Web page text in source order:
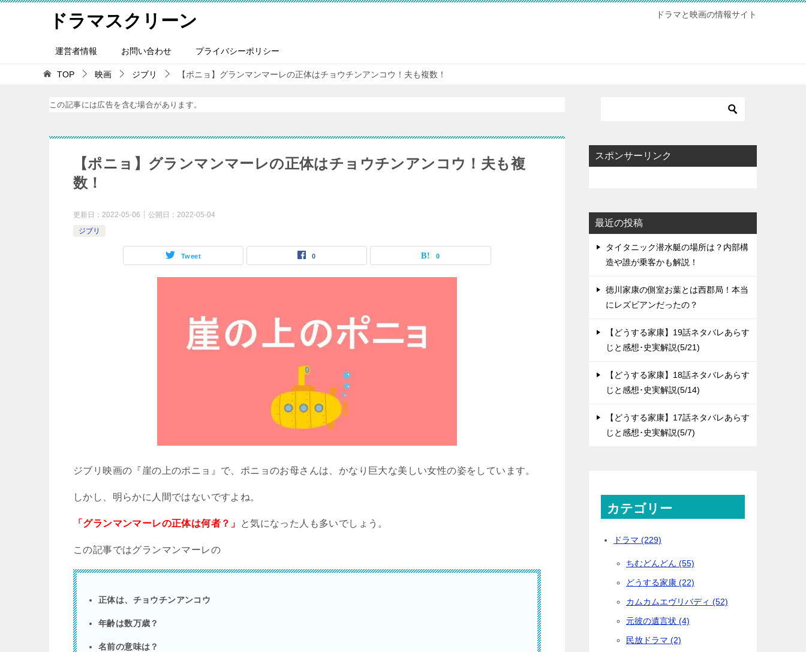
ドラマスクリーン ドラマと映画の情報サイト
運営者情報 お問い合わせ プライバシーポリシー
TOP 映画 ジブリ 【ポニョ】グランマンマーレの正体はチョウチンアンコウ！夫も複数！
この記事には広告を含む場合があります。
【ポニョ】グランマンマーレの正体はチョウチンアンコウ！夫も複
数！
更新日： 2022-05-06 公開日： 2022-05-04
ジブリ
Tweet 0 0
ジブリ映画の『崖の上のポニョ』で、ポニョのお母さんは、かなり巨大な美しい女性の姿をしています。
しかし、明らかに人間ではないですよね。
「グランマンマーレの正体は何者？」 と気になった人も多いでしょう。
この記事ではグランマンマーレの
正体は、チョウチンアンコウ
年齢は数万歳？
名前の意味は？
スポンサーリンク
最近の投稿
タイタニック潜水艇の場所は？内部構
造や誰が乗客かも解説！
徳川家康の側室お葉とは西郡局！本当
にレズビアンだったの？
【どうする家康】19話ネタバレあらす
じと感想･史実解説(5/21)
【どうする家康】18話ネタバレあらす
じと感想･史実解説(5/14)
【どうする家康】17話ネタバレあらす
じと感想･史実解説(5/7)
カテゴリー
ドラマ (229)
ちむどんどん (55)
どうする家康 (22)
カムカムエヴリバディ (52)
元彼の遺言状 (4)
民放ドラマ (2)